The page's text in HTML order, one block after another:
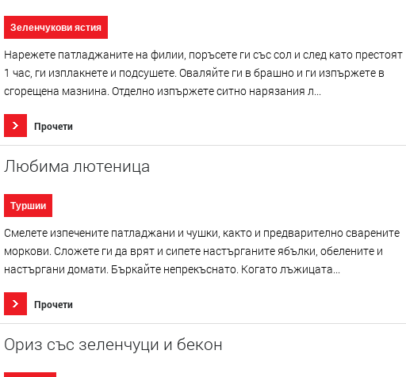
Зеленчукови ястия
Нарежете патладжаните на филии, поръсете ги със сол и след като престоят
1 час, ги изплакнете и подсушете. Оваляйте ги в брашно и ги изпържете в
сгорещена мазнина. Отделно изпържете ситно нарязания л...
Прочети
Любима лютеница
Туршии
Смелете изпечените патладжани и чушки, както и предварително сварените
моркови. Сложете ги да врят и сипете настърганите ябълки, обелените и
настъргани домати. Бъркайте непрекъснато. Когато лъжицата...
Прочети
Ориз със зеленчуци и бекон